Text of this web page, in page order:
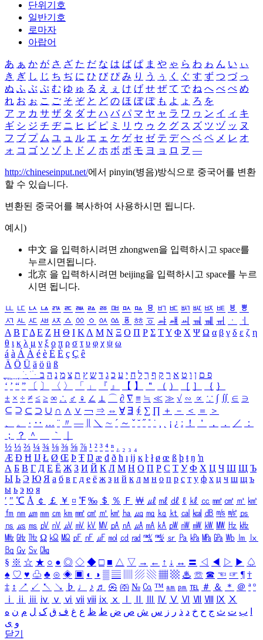
단위기호
일반기호
로마자
아랍어
あ ぁ か が さ ざ た だ な は ば ぱ ま や ゃ ら わ ゎ ん い ぃ
き ぎ し じ ち ぢ に ひ び ぴ み り う ぅ く ぐ す ず つ づ っ
ぬ ふ ぶ ぷ む ゆ ゅ る え ぇ け げ せ ぜ て で ね へ べ ぺ め
れ お ぉ こ ご そ ぞ と ど の ほ ぼ ぽ も よ ょ ろ を
ア ァ カ サ ザ タ ダ ナ ハ バ パ マ ヤ ャ ラ ワ ヮ ン イ ィ キ
ギ シ ジ チ ヂ ニ ヒ ビ ピ ミ リ ウ ゥ ク グ ス ズ ツ ヅ ッ ヌ
フ ブ プ ム ユ ュ ル エ ェ ケ ゲ セ ゼ テ デ ヘ ベ ペ メ レ オ
ォ コ ゴ ソ ゾ ト ド ノ ホ ボ ポ モ ヨ ョ ロ ヲ ―
http://chineseinput.net/에서 pinyin(병음)방식으로 중국어를 변환
할 수 있습니다.
변환된 중국어를 복사하여 사용하시면 됩니다.
예시)
中文 을 입력하시려면 zhongwen을 입력하시고 space를
누르시면됩니다.
北京 을 입력하시려면 beijing을 입력하시고 space를 누르
시면 됩니다.
ㅥ ㅦ ㅧ ㅨ ㅩ ㅪ ㅫ ㅬ ㅭ ㅮ ㅯ ㅰ ㅱ ㅲ ㅳ ㅴ ㅵ ㅶ ㅷ ㅸ
ㅹ
ㅺ ㅻ ㅼ ㅽ ㅾ ㅿ ㆀ ㆁ ㆂ ㆃ ㆄ ㆅ ㆆ ㆇ ㆈ ㆉ ㆊ ㆋ ㆌ ㆍ
ㆎ
Α Β ΓΔ Ε Ζ Η Θ Ι ΚΛ Μ Ν Ξ Ο Π Ρ Σ ΤΥ Φ Χ Ψ Ω α β γ δ ε ζ η
θ ι κ λ μ ν ξ ο π ρ σ τ υ φ χ ψ ω
á à Á À é è É È ç Ç ê
Ä Ö Ü ä ö ü ß
ִֶֹ ֻּ ׁׂ פ ם ן ו ט א ר ק ף ך ל ח י ע כ ג ד ש ץ ת צ מ נ ה ב
‘ ’ “ ” 〔 〕 〈 〉 「 」 『 』 【 】 ＂ （ ） ［ ］ ｛ ｝
± × ÷ ≠ ≤ ≥ ∞ ∴ ♂ ♀ ∠ ⊥ ⌒ ∂ ∇ ≡ ≒ ≪ ≫ √ ∽ ∝ ∵ ∫ ∬ ∈ ∋
⊆ ⊇ ⊂ ⊃ ∪ ∩ ∧ ∨ ￢ ⇒ ⇔ ∀ ∃ ∮ ∑ ∏ ＋ － ＜ ＝
＞
、
。 · ‥ … ¨ 〃 ― ＼ ∼ ´ ～ ˇ ˘ ˝ ˚ ˙ ¸ ¡ ¿ ː ！ ＇ ， ． ／
：
；
？ ＾ ｀
½ ⅓ ⅔ ¼ ¾ ⅛ ⅜ ⅝ ⅞ ¹ ² ³ ⁴ ⁿ ₁ ₂ ₃ ₄
Æ Ð Ħ Ĳ Ł Ø Œ Þ Ŧ Ŋ æ đ ð ħ ı ĳ ĸ ŀ ł ø œ ß þ ŧ ŋ ŉ
А Б В Г Д Е Ё Ж З И Й К Л М Н О П Р С Т У Ф Х Ц Ч Ш Щ Ъ
Ы Ь Э Ю Я а б в г д е ё ж з и й к л м н о п р с т у ф х ц ч ш щ ъ
ы ь э ю я
′ ″ ℃ Å ￠ ￡ ￥ ¤ ℉ ‰ ＄ ％ Ｆ ￦ ㎕ ㎖ ㎗ ℓ ㎘ ㏄ ㎣ ㎤ ㎥ ㎦
㎙ ㎚ ㎛ ㎜ ㎝ ㎞ ㎟ ㎠ ㎡ ㎢ ㏊ ㎍ ㎎ ㎏ ㏏ ㎈ ㎉ ㏈ ㎧ ㎨ ㎰
㎱ ㎲ ㎳ ㎴ ㎵ ㎶ ㎷ ㎸ ㎹ ㎀ ㎁ ㎂ ㎃ ㎄ ㎺ ㎻ ㎽ ㎾ ㎿ ㎐ ㎑
㎒ ㎓ ㎔ Ω ㏀ ㏁ ㎊ ㎋ ㎌ ㏖ ㏅ ㎭ ㎮ ㎯ ㏛ ㎩ ㎪ ㎫ ㎬ ㏝ ㏐
㏓
㏃ ㏉ ㏜ ㏆
§ ※ ☆ ★ ○ ● ◎ ◇ ◆ □ ■ △ ▽ → ← ↑ ↓ ↔ 〓 ◁ ◀ ▷ ▶ ♤
♠ ♡ ♥ ♧ ♣ ⊙ ◈ ▣ ◐ ◑ ▒ ▤ ▨ ▧ ▦ ▩ ♨ ☏ ☎ ☜ ☞ ¶ †
‡ ↕ ↗ ↙ ↖ ↘ ♭ ♩ ♪ ♬ ㉿ ㈜ № ㏇ ™ ㏂ ㏘ ℡ ＃ ＆ ＊ ＠ ª º
ⅰ
ⅱ ⅲ ⅳ ⅴ ⅵ ⅶ ⅷ ⅸ ⅹ Ⅳ Ⅴ Ⅵ Ⅶ Ⅷ Ⅸ Ⅹ
ب ت ث ج ح خ د ذ ر ز س ش ص ض ط ظ ع غ ف ق ک ل م ن ه
و ی
닫기